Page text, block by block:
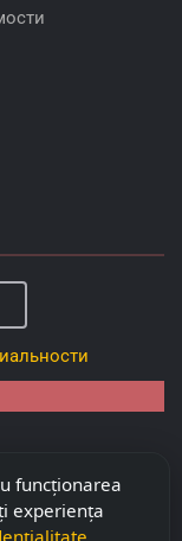
funcționarea
experiența